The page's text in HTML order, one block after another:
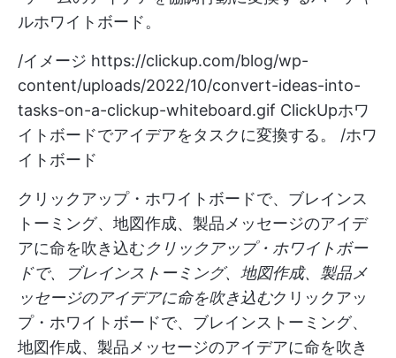
ルホワイトボード。
/イメージ https://clickup.com/blog/wp-
content/uploads/2022/10/convert-ideas-into-
tasks-on-a-clickup-whiteboard.gif ClickUpホワ
イトボードでアイデアをタスクに変換する。 /ホワ
イトボード
クリックアップ・ホワイトボードで、ブレインス
トーミング、地図作成、製品メッセージのアイデ
アに命を吹き込むクリックアップ・ホワイトボー
ドで、ブレインストーミング、地図作成、製品メ
ッセージのアイデアに命を吹き込むクリックアッ
プ・ホワイトボードで、ブレインストーミング、
地図作成、製品メッセージのアイデアに命を吹き